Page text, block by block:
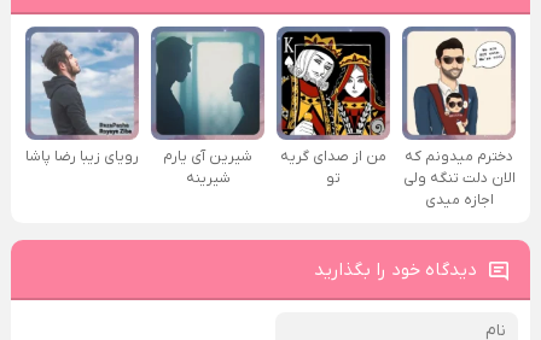
دخترم میدونم که
الان دلت تنگه ولی
اجازه میدی
من از صدای گريه
تو
شیرین آی یارم
شیرینه
رویای زیبا رضا پاشا
دیدگاه خود را بگذارید